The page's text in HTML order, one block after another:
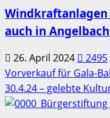
Windkraftanlagen
auch in
26. April 2024
2495
Vorverkauf für Gala-
30.4.24 – gelebte